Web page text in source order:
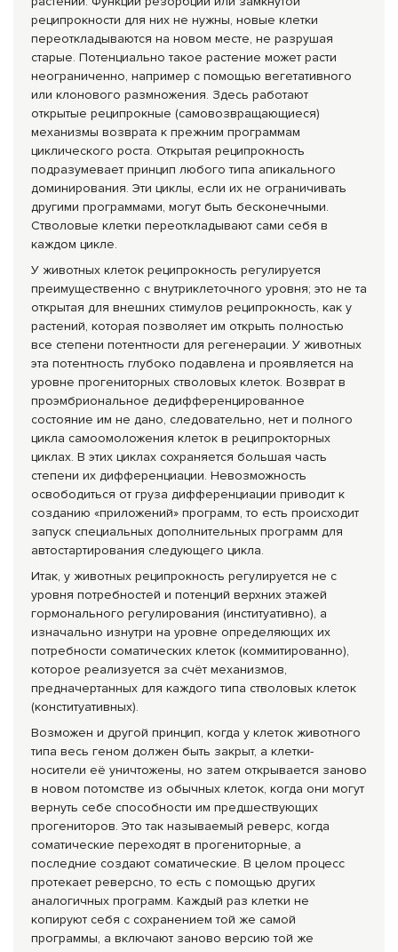
реципрокности для них не нужны, новые клетки
переоткладываются на новом месте, не разрушая
старые. Потенциально такое растение может расти
неограниченно, например с помощью вегетативного
или клонового размножения. Здесь работают
открытые реципрокные (самовозвращающиеся)
механизмы возврата к прежним программам
циклического роста. Открытая реципрокность
подразумевает принцип любого типа апикального
доминирования. Эти циклы, если их не ограничивать
другими программами, могут быть бесконечными.
Стволовые клетки переоткладывают сами себя в
каждом цикле.
У животных клеток реципрокность регулируется
преимущественно с внутриклеточного уровня; это не та
открытая для внешних стимулов реципрокность, как у
растений, которая позволяет им открыть полностью
все степени потентности для регенерации. У животных
эта потентность глубоко подавлена и проявляется на
уровне прогениторных стволовых клеток. Возврат в
проэмбриональное дедифференцированное
состояние им не дано, следовательно, нет и полного
цикла самоомоложения клеток в реципрокторных
циклах. В этих циклах сохраняется большая часть
степени их дифференциации. Невозможность
освободиться от груза дифференциации приводит к
созданию «приложений» программ, то есть происходит
запуск специальных дополнительных программ для
автостартирования следующего цикла.
Итак, у животных реципрокность регулируется не с
уровня потребностей и потенций верхних этажей
гормонального регулирования (институативно), а
изначально изнутри на уровне определяющих их
потребности соматических клеток (коммитированно),
которое реализуется за счёт механизмов,
предначертанных для каждого типа стволовых клеток
(конституативных).
Возможен и другой принцип, когда у клеток животного
типа весь геном должен быть закрыт, а клетки-
носители её уничтожены, но затем открывается заново
в новом потомстве из обычных клеток, когда они могут
вернуть себе способности им предшествующих
прогениторов. Это так называемый реверс, когда
соматические переходят в прогениторные, а
последние создают соматические. В целом процесс
протекает реверсно, то есть с помощью других
аналогичных программ. Каждый раз клетки не
копируют себя с сохранением той же самой
программы, а включают заново версию той же